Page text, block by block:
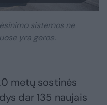
sistemos ne
yra geros.
metų sostinės
dar 135 naujais